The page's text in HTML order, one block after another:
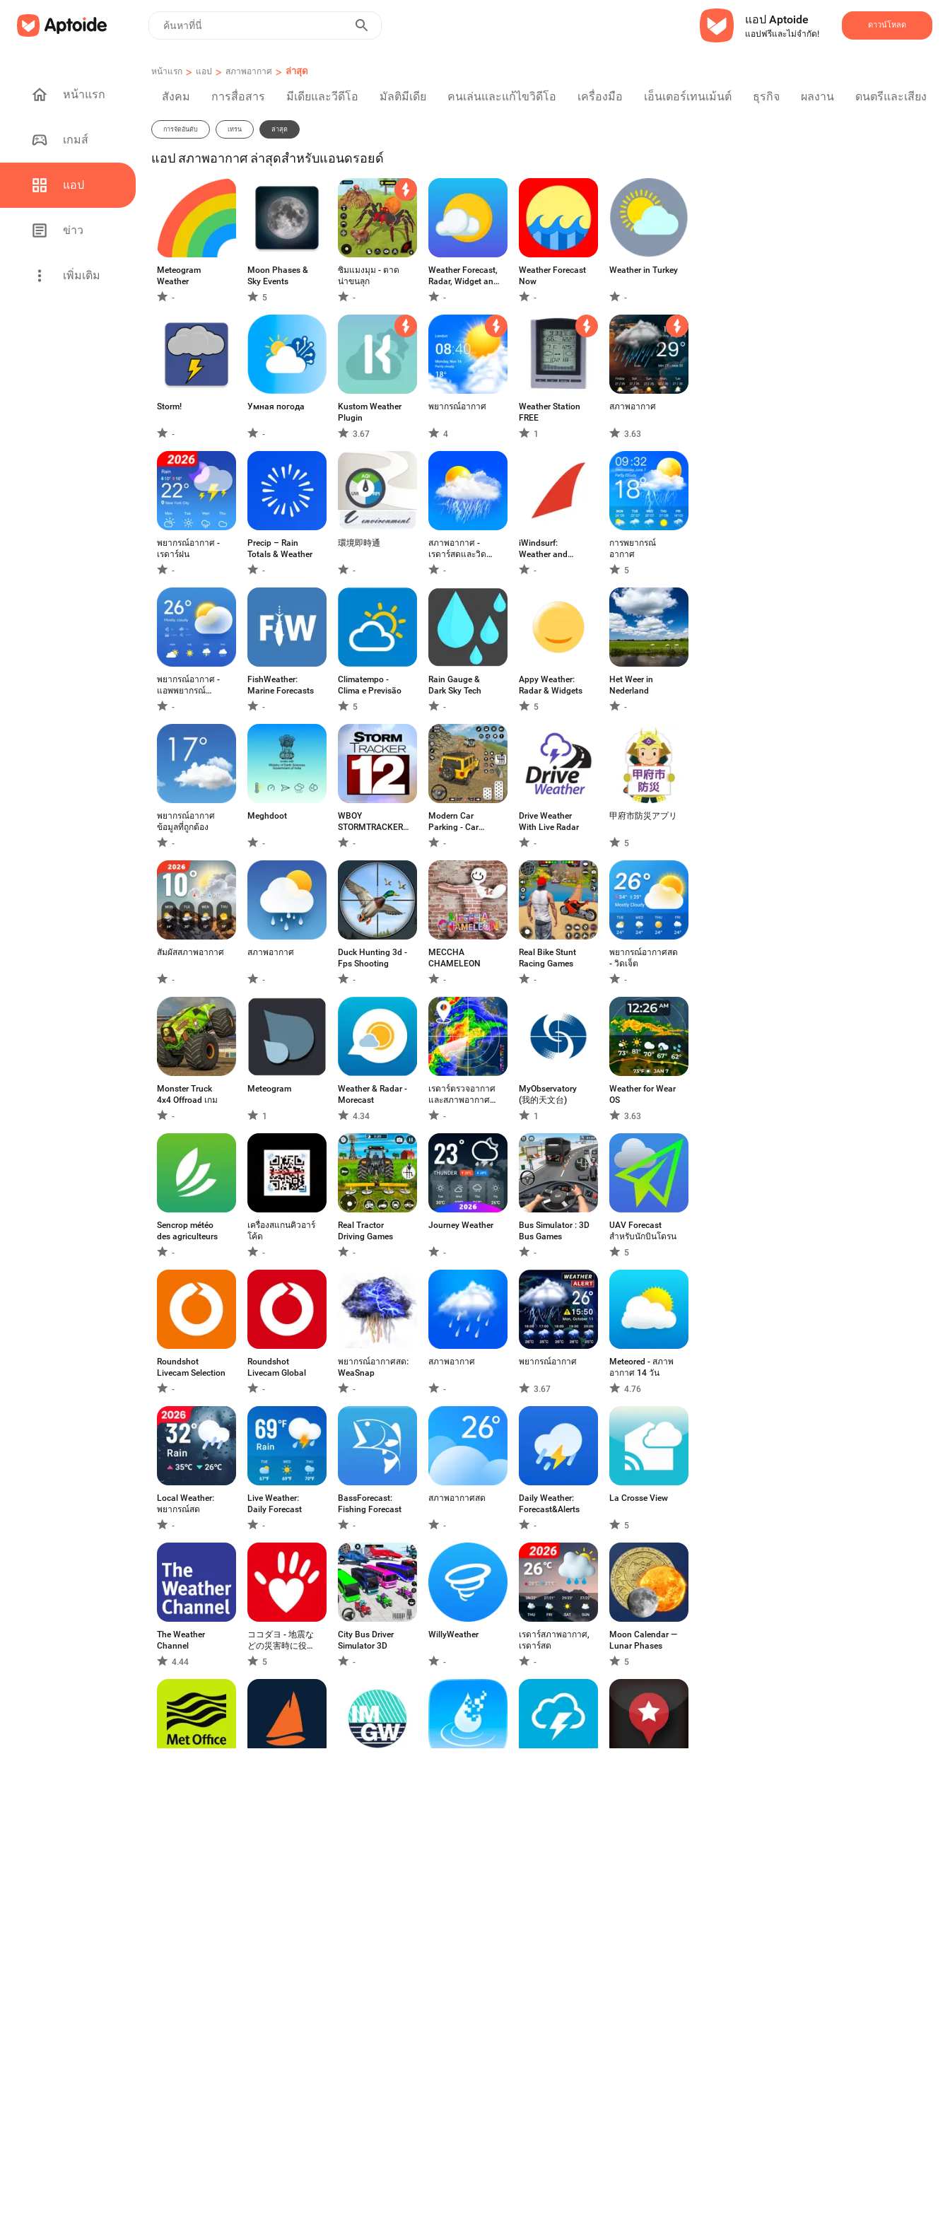
แอป Aptoide
แอปฟรีและไม่จำกัด!
ดาวน์โหลด
หน้าแรก
เกมส์
แอป
ข่าว
เพิ่มเติม
หน้าแรก > แอป > สภาพอากาศ > ล่าสุด
สังคม การสื่อสาร มีเดียและวีดีโอ มัลติมีเดีย คนเล่นและแก้ไขวิดีโอ เครื่องมือ เอ็นเตอร์เทนเม้นต์ ธุรกิจ ผลงาน ดนตรีและเสียง
การจัดอันดับ เทรน ล่าสุด
แอป สภาพอากาศ ล่าสุดสำหรับแอนดรอยด์
Meteogram
Weather
-
Moon Phases &
Sky Events
5
ซิมแมงมุม - ตาด
น่าขนลุก
-
Weather Forecast,
Radar, Widget and
Weather Alerts
-
Weather Forecast
Now
-
Weather in Turkey
-
Storm!
-
Умная погода
-
Kustom Weather
Plugin
3.67
พยากรณ์อากาศ
4
Weather Station
FREE
1
สภาพอากาศ
3.63
พยากรณ์อากาศ -
เรดาร์ฝน
-
Precip – Rain
Totals & Weather
-
環境即時通
-
สภาพอากาศ -
เรดาร์สดและวิด
เจ็ต -
iWindsurf:
Weather and
Waves
-
การพยากรณ์
อากาศ
5
พยากรณ์อากาศ -
แอพพยากรณ์
อากาศ
-
FishWeather:
Marine Forecasts
-
Climatempo -
Clima e Previsão
5
Rain Gauge &
Dark Sky Tech
-
Appy Weather:
Radar & Widgets
5
Het Weer in
Nederland
-
พยากรณ์อากาศ
ข้อมูลที่ถูกต้อง
-
Meghdoot
-
WBOY
STORMTRACKER
12 -
Modern Car
Parking - Car
Games
-
Drive Weather
With Live Radar
-
甲府市防災アプリ
5
สัมผัสสภาพอากาศ
-
สภาพอากาศ
-
Duck Hunting 3d -
Fps Shooting
-
MECCHA
CHAMELEON
-
Real Bike Stunt
Racing Games
-
พยากรณ์อากาศสด
- วิดเจ็ต
-
Monster Truck
4x4 Offroad เกม
-
Meteogram
1
Weather & Radar -
Morecast
4.34
เรดาร์ตรวจอากาศ
และสภาพอากาศ
สด -
MyObservatory
(我的天文台)
1
Weather for Wear
OS
3.63
Sencrop météo
des agriculteurs
-
เครื่องสแกนคิวอาร์
โค้ด
-
Real Tractor
Driving Games
-
Journey Weather
-
Bus Simulator : 3D
Bus Games
-
UAV Forecast
สำหรับนักบินโดรน
5
Roundshot
Livecam Selection
-
Roundshot
Livecam Global
-
พยากรณ์อากาศสด:
WeaSnap
-
สภาพอากาศ
-
พยากรณ์อากาศ
3.67
Meteored - สภาพ
อากาศ 14 วัน
4.76
Local Weather:
พยากรณ์สด
-
Live Weather:
Daily Forecast
-
BassForecast:
Fishing Forecast
-
สภาพอากาศสด
-
Daily Weather:
Forecast&Alerts
-
La Crosse View
5
The Weather
Channel
4.44
ココダヨ - 地震な
どの災害時に役立
つ位置情報共有防
災アプリ
5
City Bus Driver
Simulator 3D
-
WillyWeather
-
เรดาร์สภาพอากาศ,
เรดาร์สด
-
Moon Calendar —
Lunar Phases
5